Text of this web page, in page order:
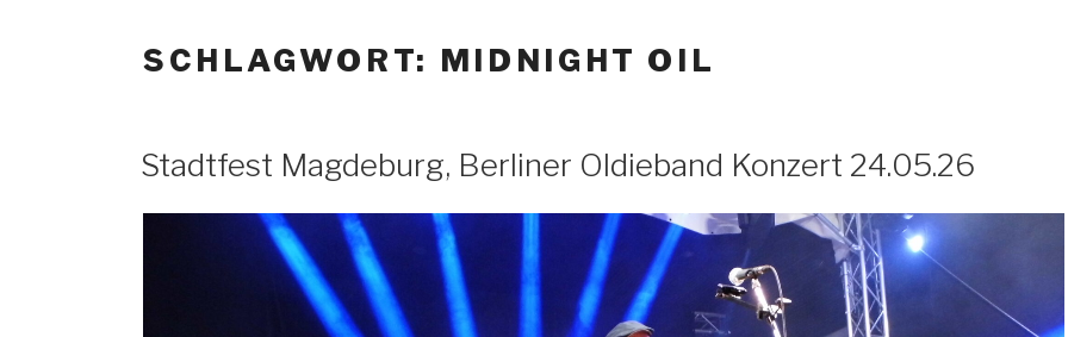
SCHLAGWORT: MIDNIGHT OIL
Stadtfest Magdeburg, Berliner Oldieband Konzert 24.05.26